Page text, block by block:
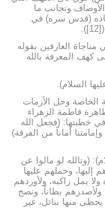
وتجانب ما
(قدس سره) في
العارفين بقوله
كهف المعرفة بالله
السلام).
الخاصة وحل الأزمات
فاطمة الزهراء
خطبتها: (فجعل الله
أماناً من الفرقة)
(وتالله لو مالوا عن
إليها، وحملهم عليها
يمل راكبه، ولأوردهم
ولأصدرهم بطاناً، ونصح
منها بنائل، غير